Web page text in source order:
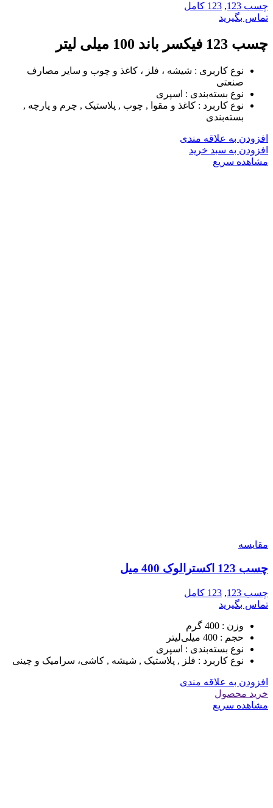
چسب 123 , 123 کامل
تماس بگیرید
چسب 123 فیکسر باند 100 میلی لیتر
نوع کاربری : شیشه ، فلز ، کاغذ و چوب و سایر مصارف
صنعتی
نوع بسته‌بندی : اسپری
نوع کاربرد : کاغذ و مقوا , چوب , پلاستیک , چرم و پارچه ,
بسته‌بندی
افزودن به علاقه مندی
افزودن به سبد خرید
مشاهده سریع
مقایسه
چسب 123 اکسترالوک 400 میل
چسب 123 , 123 کامل
تماس بگیرید
وزن : 400 گرم
حجم : 400 میلی‌لیتر
نوع بسته‌بندی : اسپری
نوع کاربرد : فلز , پلاستیک , شیشه , کاشی، سرامیک و چینی
افزودن به علاقه مندی
خرید محصول
مشاهده سریع